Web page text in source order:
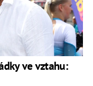
ve vztahu: